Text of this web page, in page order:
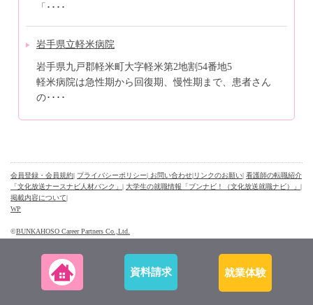
資料請求 就業体験
「････
岩手県立軽米病院
岩手県九戸郡軽米町大字軽米第2地割54番地5
軽米病院は急性期から回復期、慢性期まで、患者さん
の････
会員登録・会員規約| プライバシーポリシー| お問い合わせ|リンクのお願い| 看護師の転職紹介
「文化放送ナースナビ人材バンク」 | 大学生の就職情報「ブンナビ！（文化放送就職ナビ）」 |
掲載内容について|
WP
©BUNKAHOSO Career Partners Co.,Ltd.